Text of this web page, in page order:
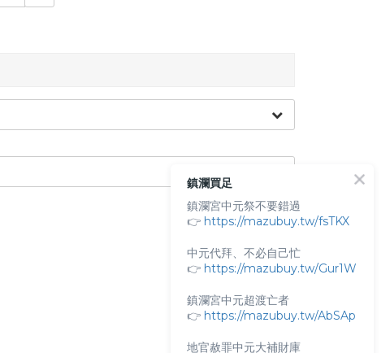
NT$0
NT$0
鎮瀾買足
鎮瀾宮中元祭不要錯過
👉 https://mazubuy.tw/fsTKX
中元代拜、不必自己忙
👉 https://mazubuy.tw/Gur1W
鎮瀾宮中元超渡亡者
👉 https://mazubuy.tw/AbSAp
地官赦罪中元大補財庫